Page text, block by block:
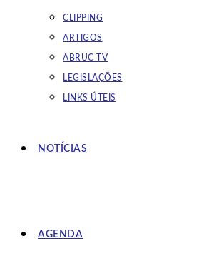
CLIPPING
ARTIGOS
ABRUC TV
LEGISLAÇÕES
LINKS ÚTEIS
NOTÍCIAS
AGENDA